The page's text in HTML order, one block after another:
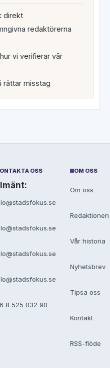
direkt
redaktörerna
vi verifierar vår
rättar misstag
OSS
8 525 032 90
OM OSS
Om oss
Redaktionen
Vår historia
Nyhetsbrev
Tipsa oss
Kontakt
RSS-flöde